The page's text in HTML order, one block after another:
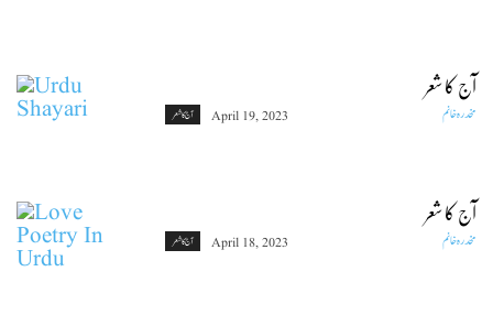
آج کا شعر
آج کا شعر مخدرہ خانم April 19, 2023
آج کا شعر
آج کا شعر مخدرہ خانم April 18, 2023